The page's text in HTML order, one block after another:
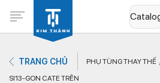
TRANG CHỦ PHỤ TÙNG THAY THẾ
SI13-GON CATE TRÊN